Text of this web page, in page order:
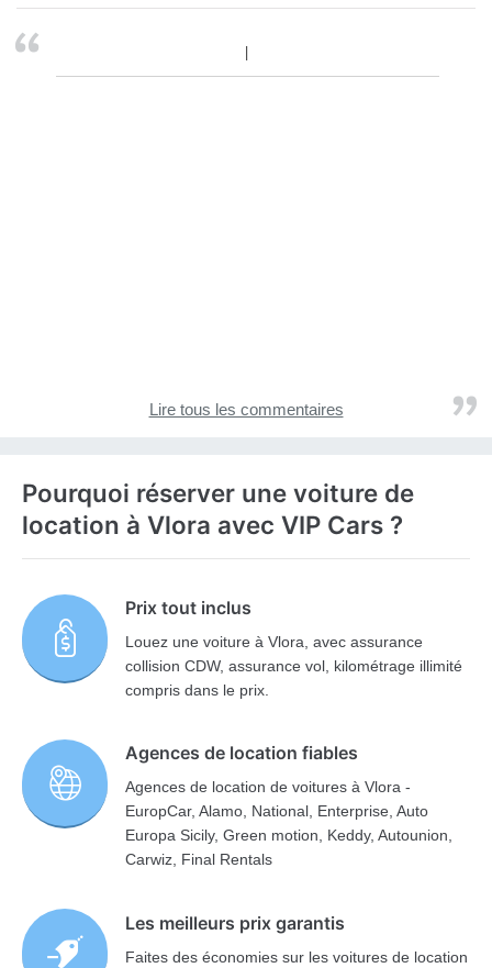
Lire tous les commentaires
Pourquoi réserver une voiture de
location à Vlora avec VIP Cars ?
Prix tout inclus
Louez une voiture à Vlora, avec assurance
collision CDW, assurance vol, kilométrage illimité
compris dans le prix.
Agences de location fiables
Agences de location de voitures à Vlora -
EuropCar, Alamo, National, Enterprise, Auto
Europa Sicily, Green motion, Keddy, Autounion,
Carwiz, Final Rentals
Les meilleurs prix garantis
Faites des économies sur les voitures de location